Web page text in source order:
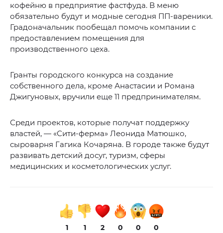
кофейню в предприятие фастфуда. В меню
обязательно будут и модные сегодня ПП-вареники.
Градоначальник пообещал помочь компании с
предоставлением помещения для
производственного цеха.
Гранты городского конкурса на создание
собственного дела, кроме Анастасии и Романа
Джигуновых, вручили еще 11 предпринимателям.
Среди проектов, которые получат поддержку
властей, — «Сити-ферма» Леонида Матюшко,
сыроварня Гагика Кочаряна. В городе также будут
развивать детский досуг, туризм, сферы
медицинских и косметологических услуг.
1 1 2 0 0 0